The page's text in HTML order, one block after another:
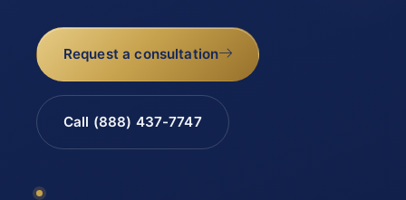
Request a consultation
Call (888) 437-7747